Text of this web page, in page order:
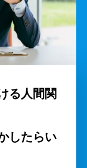
る人間関
したらい